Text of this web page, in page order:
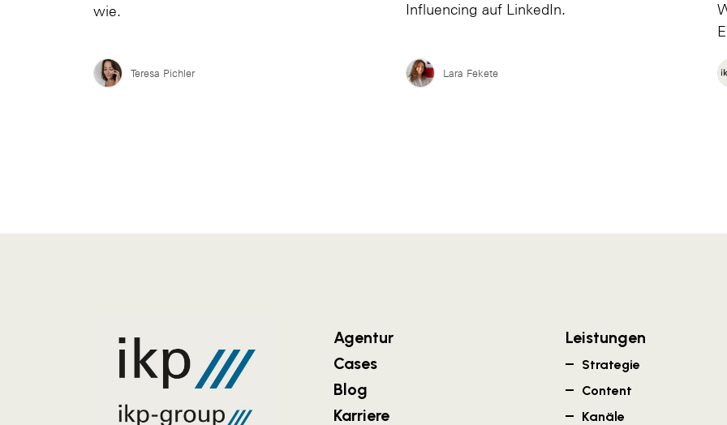
wie.
Teresa Pichler
Influencing auf LinkedIn.
Lara Fekete
Agentur
Cases
Blog
Karriere
Leistungen
Strategie
Content
Kanäle